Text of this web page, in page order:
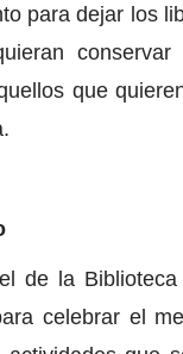
para dejar los
conservar
que
de la
celebrar el